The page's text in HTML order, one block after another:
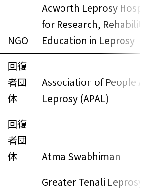
NGO
Acworth Leprosy
for Research,
Education in Leprosy
回復
者団
体
Association of People
Leprosy (APAL)
回復
者団
体
Atma Swabhiman
Greater Tenali Leprosy